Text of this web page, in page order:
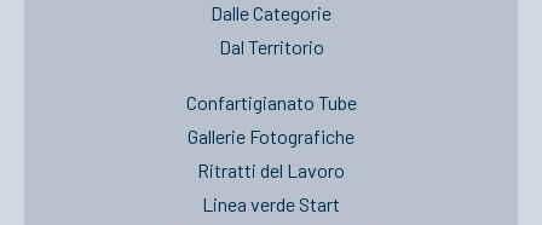
Dalle Categorie
Dal Territorio
Confartigianato Tube
Gallerie Fotografiche
Ritratti del Lavoro
Linea verde Start